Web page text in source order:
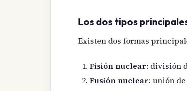
Los dos tipos
Existen dos formas
Fisión nuclear: división
Fusión nuclear: unión